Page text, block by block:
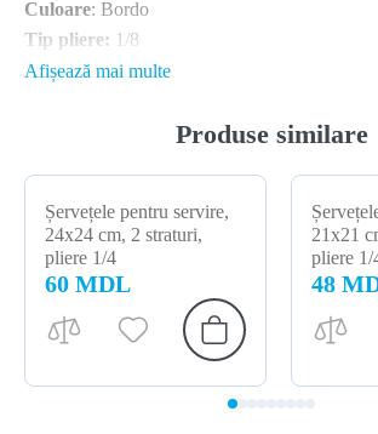
Culoare: Bordo
Tip pliere: 1/8
Cantitate în pachet:
Țara de producție: Papero, Ucraina
Afișează mai multe
Produse similare
Șervețele pentru servire,
24x24 cm, 2 straturi,
pliere 1/4
60 MDL
21x21
pliere 1/
48